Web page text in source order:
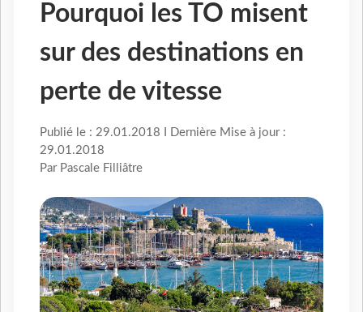
Pourquoi les TO misent
sur des destinations en
perte de vitesse
Publié le : 29.01.2018 I Dernière Mise à jour :
29.01.2018
Par Pascale Filliâtre